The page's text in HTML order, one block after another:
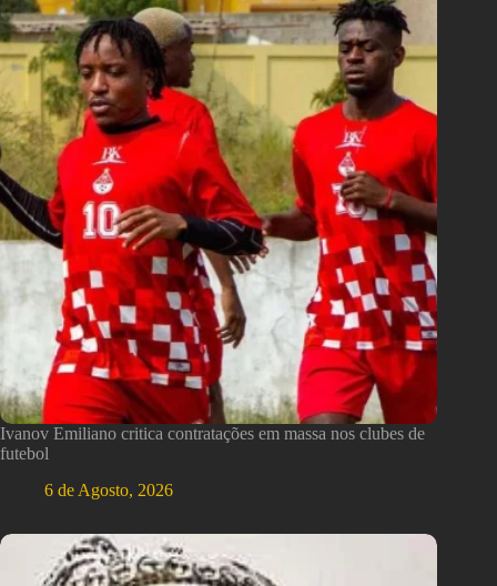
Ivanov Emiliano critica contratações em massa nos clubes de
futebol
6 de Agosto, 2026